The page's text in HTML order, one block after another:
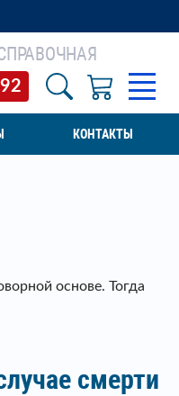
КОНТАКТЫ
основе. Тогда
смерти